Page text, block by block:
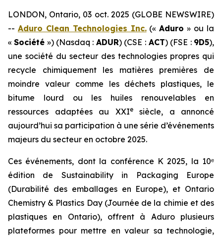
LONDON, Ontario, 03 oct. 2025 (GLOBE NEWSWIRE)
-- Aduro Clean Technologies Inc.(«Aduro » ou la
«Société ») (Nasdaq : ADUR) (CSE :ACT) (FSE : 9D5),
une société du secteur des technologies propres qui
recycle chimiquement les matières premières de
moindre valeur comme les déchets plastiques, le
bitume lourd ou les huiles renouvelables en
ressources adaptées au XXIesiècle, a annoncé
aujourd’hui sa participation à une série d’événements
majeurs du secteur en octobre 2025.
Ces événements, dont la conférence K 2025, la 10ᵉ
édition de Sustainability in Packaging Europe
(Durabilité des emballages en Europe), et Ontario
Chemistry & Plastics Day (Journée de la chimie et des
plastiques en Ontario), offrent à Aduro plusieurs
plateformes pour mettre en valeur sa technologie,